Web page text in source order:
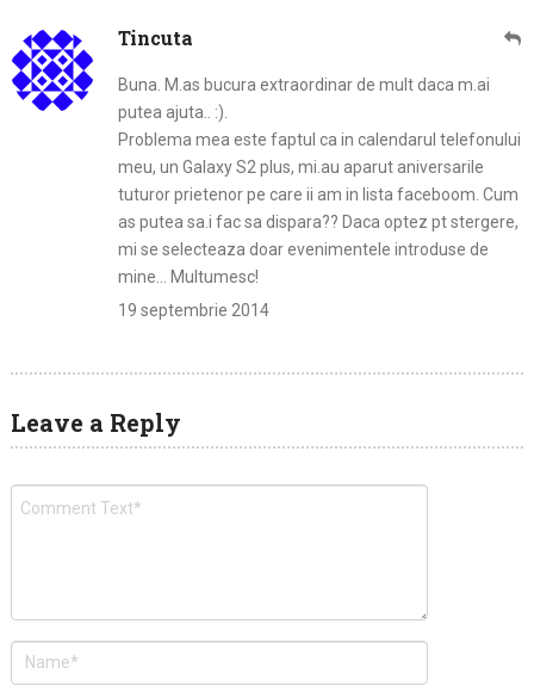
Tincuta
Buna. M.as bucura extraordinar de mult daca m.ai
putea ajuta.. :).
Problema mea este faptul ca in calendarul telefonului
meu, un Galaxy S2 plus, mi.au aparut aniversarile
tuturor prietenor pe care ii am in lista faceboom. Cum
as putea sa.i fac sa dispara?? Daca optez pt stergere,
mi se selecteaza doar evenimentele introduse de
mine… Multumesc!
19 septembrie 2014
Leave a Reply